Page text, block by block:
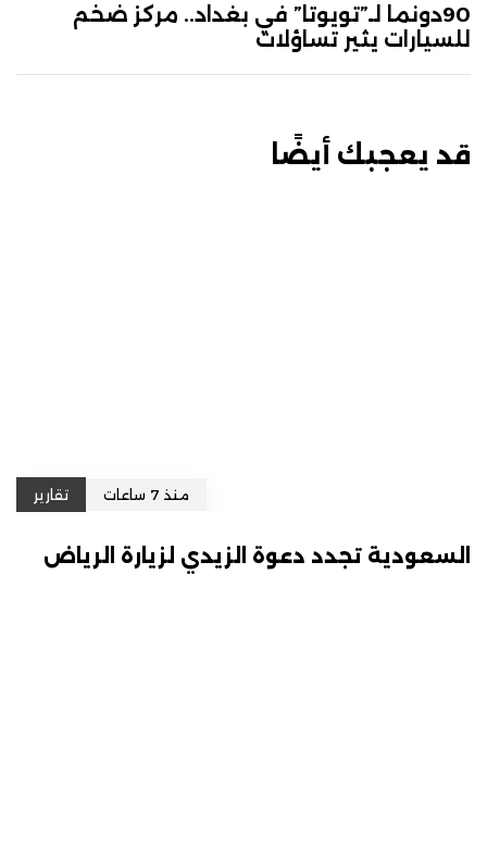
90دونما لـ”تويوتا” في بغداد.. مركز ضخم
للسيارات يثير تساؤلات
قد يعجبك أيضًا
منذ 7 ساعات تقارير
السعودية تجدد دعوة الزيدي لزيارة الرياض